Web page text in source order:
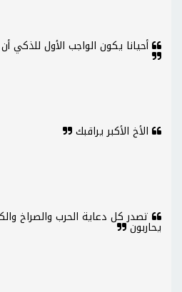
أحيانا يكون الواجب الأول للذكي
الأخ الأكبر يراقبك
تصدر كل دعاية الحرب والصراخ
يحاربون